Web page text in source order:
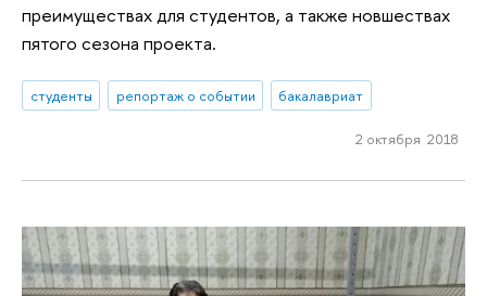
преимуществах для студентов, а также новшествах
пятого сезона проекта.
студенты репортаж о событии бакалавриат
2 октября 2018